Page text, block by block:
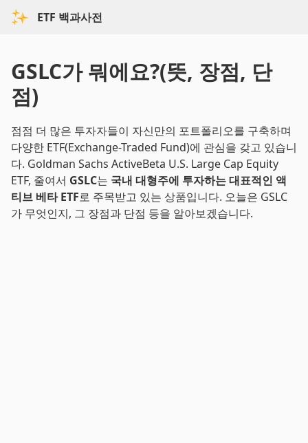
ETF 백과사전
GSLC가 뭐에요?(뜻, 장점, 단
점)
점점 더 많은 투자자들이 자신만의 포트폴리오를 구축하며
다양한 ETF(Exchange-Traded Fund)에 관심을 갖고 있습니
다. Goldman Sachs ActiveBeta U.S. Large Cap Equity
ETF, 줄여서 GSLC는 국내 대형주에 투자하는 대표적인 액
티브 베타 ETF로 주목받고 있는 상품입니다. 오늘은 GSLC
가 무엇인지, 그 장점과 단점 등을 알아보겠습니다.